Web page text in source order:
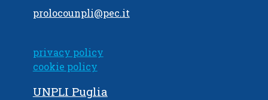
prolocounpli@pec.it
privacy policy
cookie policy
UNPLI Puglia